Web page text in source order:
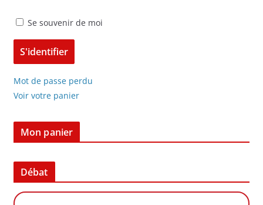
Se souvenir de moi
Mot de passe perdu
Voir votre panier
Mon panier
Débat